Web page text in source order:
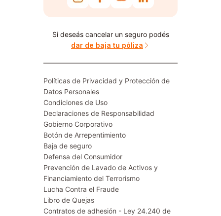
Si deseás cancelar un seguro podés
dar de baja tu póliza
Políticas de Privacidad y Protección de
Datos Personales
Condiciones de Uso
Declaraciones de Responsabilidad
Gobierno Corporativo
Botón de Arrepentimiento
Baja de seguro
Defensa del Consumidor
Prevención de Lavado de Activos y
Financiamiento del Terrorismo
Lucha Contra el Fraude
Libro de Quejas
Contratos de adhesión - Ley 24.240 de